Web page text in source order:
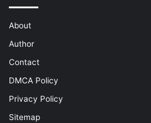
About
Author
Contact
DMCA Policy
Privacy Policy
Sitemap